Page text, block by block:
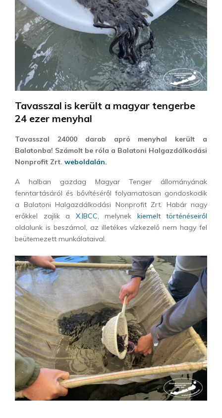
Tavasszal is került a magyar tengerbe
24 ezer menyhal
Tavasszal 24000 darab apró menyhal került a
Balatonba! Számolt be róla a Balatoni Halgazdálkodási
Nonprofit Zrt. weboldalán.
A halban gazdag Magyar Tenger állományának
fenntartásáról és bővítéséről folyamatosan gondoskodik
a Balatoni Halgazdálkodási Nonprofit Zrt. Habár nagy
erőkkel zajlik a X.IBCC, melynek kiemelt történéseiről
oldalunk is beszámol, az illetékes vízkezelő nem hagy fel
beütemezett munkálataival.